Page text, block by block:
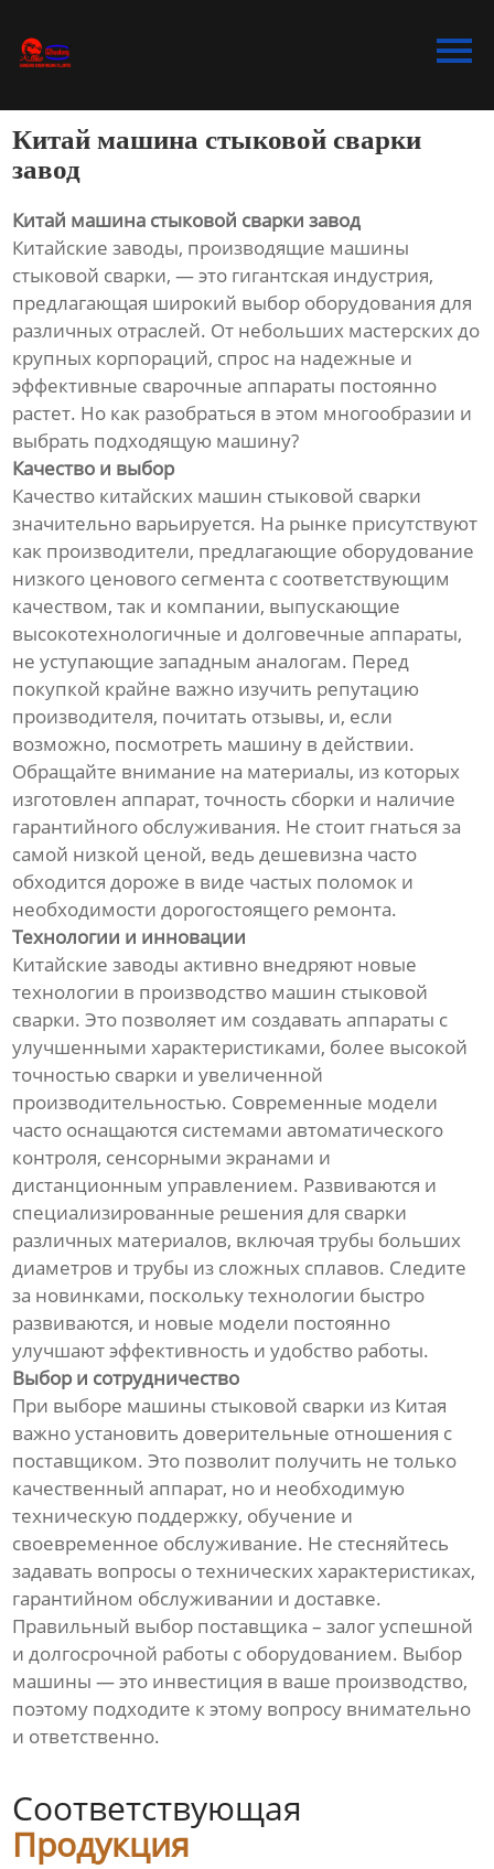
Bидео
О Hас
Контакты
Китай машина стыковой сварки
завод
Китай машина стыковой сварки завод
Китайские заводы, производящие машины
стыковой сварки, — это гигантская индустрия,
предлагающая широкий выбор оборудования для
различных отраслей. От небольших мастерских до
крупных корпораций, спрос на надежные и
эффективные сварочные аппараты постоянно
растет. Но как разобраться в этом многообразии и
выбрать подходящую машину?
Качество и выбор
Качество китайских машин стыковой сварки
значительно варьируется. На рынке присутствуют
как производители, предлагающие оборудование
низкого ценового сегмента с соответствующим
качеством, так и компании, выпускающие
высокотехнологичные и долговечные аппараты,
не уступающие западным аналогам. Перед
покупкой крайне важно изучить репутацию
производителя, почитать отзывы, и, если
возможно, посмотреть машину в действии.
Обращайте внимание на материалы, из которых
изготовлен аппарат, точность сборки и наличие
гарантийного обслуживания. Не стоит гнаться за
самой низкой ценой, ведь дешевизна часто
обходится дороже в виде частых поломок и
необходимости дорогостоящего ремонта.
Технологии и инновации
Китайские заводы активно внедряют новые
технологии в производство машин стыковой
сварки. Это позволяет им создавать аппараты с
улучшенными характеристиками, более высокой
точностью сварки и увеличенной
производительностью. Современные модели
часто оснащаются системами автоматического
контроля, сенсорными экранами и
дистанционным управлением. Развиваются и
специализированные решения для сварки
различных материалов, включая трубы больших
диаметров и трубы из сложных сплавов. Следите
за новинками, поскольку технологии быстро
развиваются, и новые модели постоянно
улучшают эффективность и удобство работы.
Выбор и сотрудничество
При выборе машины стыковой сварки из Китая
важно установить доверительные отношения с
поставщиком. Это позволит получить не только
качественный аппарат, но и необходимую
техническую поддержку, обучение и
своевременное обслуживание. Не стесняйтесь
задавать вопросы о технических характеристиках,
гарантийном обслуживании и доставке.
Правильный выбор поставщика – залог успешной
и долгосрочной работы с оборудованием. Выбор
машины — это инвестиция в ваше производство,
поэтому подходите к этому вопросу внимательно
и ответственно.
Соответствующая
Продукция